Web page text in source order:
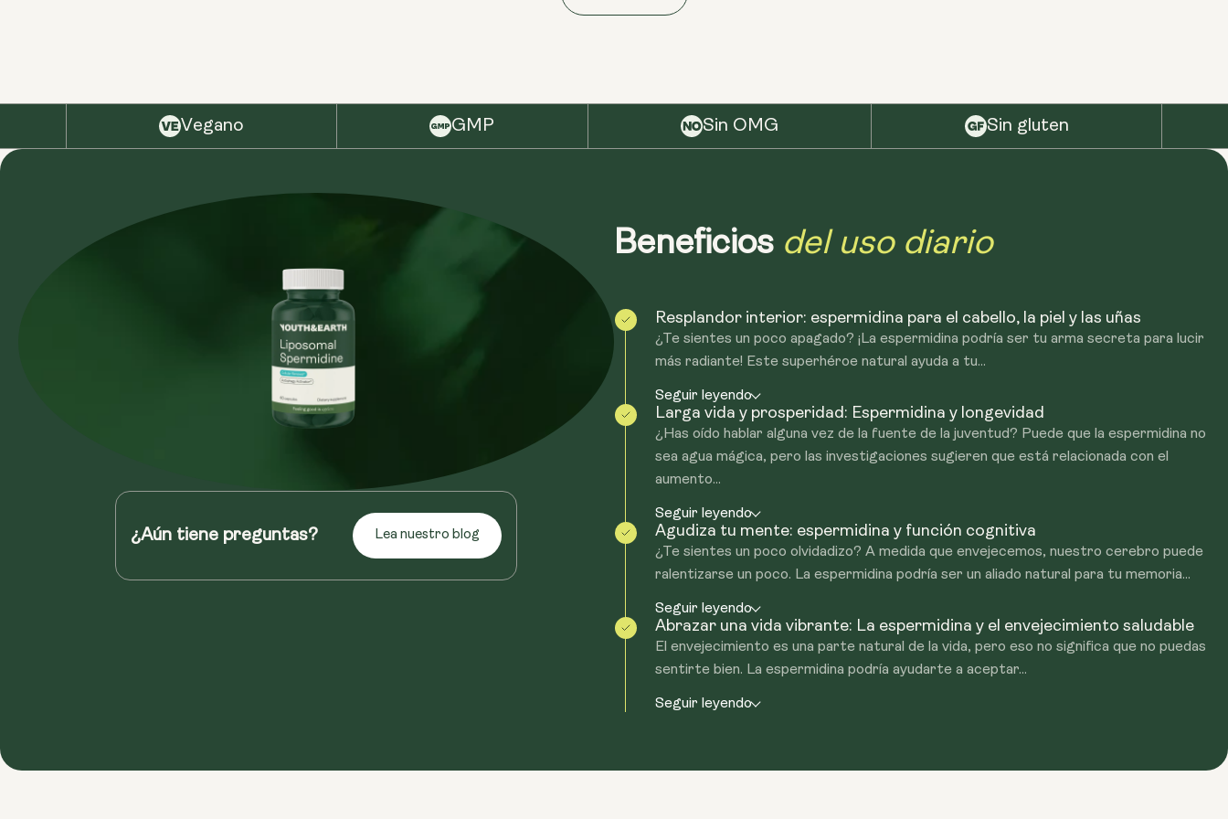
proteger los nutrientes contra el tracto gastrointestinal. El sistema de administración liposomal
Vegano GMP Sin OMG Sin gluten
¿Aún tiene preguntas? Lea nuestro blog
Beneficios del uso diario
Resplandor interior: espermidina para el cabello, la piel y las uñas
¿Te sientes un poco apagado? ¡La espermidina podría ser tu arma secreta para lucir
más radiante! Este superhéroe natural ayuda a tu...
Seguir leyendo
Larga vida y prosperidad: Espermidina y longevidad
¿Has oído hablar alguna vez de la fuente de la juventud? Puede que la espermidina no
sea agua mágica, pero las investigaciones sugieren que está relacionada con el
aumento...
Seguir leyendo
Agudiza tu mente: espermidina y función cognitiva
¿Te sientes un poco olvidadizo? A medida que envejecemos, nuestro cerebro puede
ralentizarse un poco. La espermidina podría ser un aliado natural para tu memoria...
Seguir leyendo
Abrazar una vida vibrante: La espermidina y el envejecimiento saludable
El envejecimiento es una parte natural de la vida, pero eso no significa que no puedas
sentirte bien. La espermidina podría ayudarte a aceptar...
Seguir leyendo